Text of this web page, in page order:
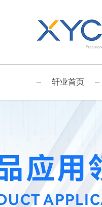
轩业首页